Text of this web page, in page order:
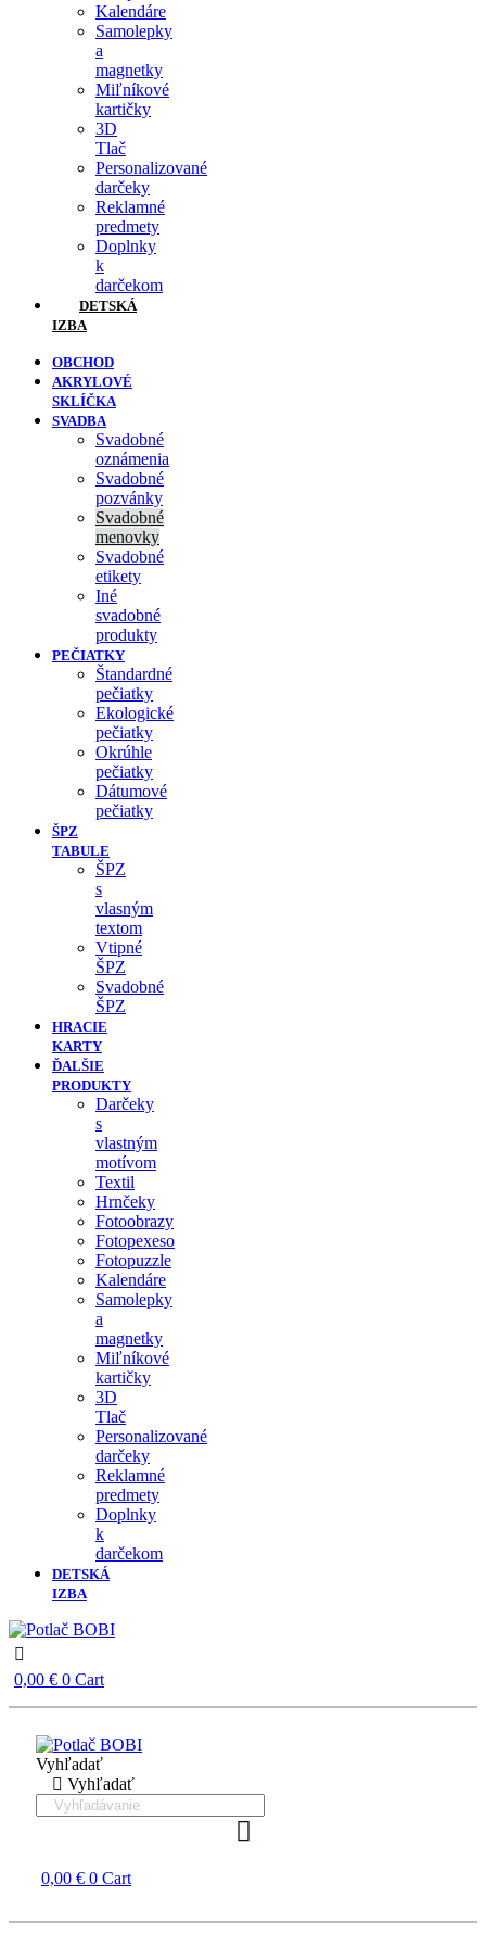
Kalendáre
Samolepky
a
magnetky
Miľníkové
kartičky
3D
Tlač
Personalizované
darčeky
Reklamné
predmety
Doplnky
k
darčekom
DETSKÁ
IZBA
OBCHOD
AKRYLOVÉ
SKLÍČKA
SVADBA
Svadobné
oznámenia
Svadobné
pozvánky
Svadobné
menovky
Svadobné
etikety
Iné
svadobné
produkty
PEČIATKY
Štandardné
pečiatky
Ekologické
pečiatky
Okrúhle
pečiatky
Dátumové
pečiatky
ŠPZ
TABULE
ŠPZ
s
vlasným
textom
Vtipné
ŠPZ
Svadobné
ŠPZ
HRACIE
KARTY
ĎALŠIE
PRODUKTY
Darčeky
s
vlastným
motívom
Textil
Hrnčeky
Fotoobrazy
Fotopexeso
Fotopuzzle
Kalendáre
Samolepky
a
magnetky
Miľníkové
kartičky
3D
Tlač
Personalizované
darčeky
Reklamné
predmety
Doplnky
k
darčekom
DETSKÁ
IZBA
0,00 € 0 Cart
Vyhľadať
Vyhľadať
0,00 € 0 Cart